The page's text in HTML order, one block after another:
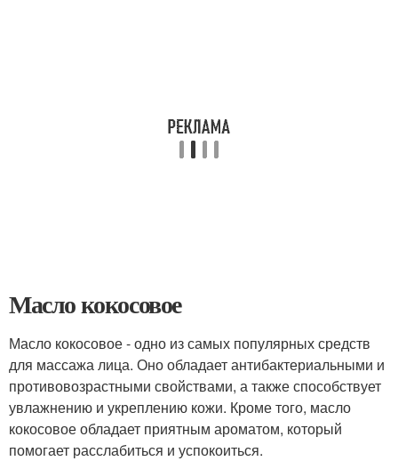
Масло кокосовое
Масло кокосовое - одно из самых популярных средств
для массажа лица. Оно обладает антибактериальными и
противовозрастными свойствами, а также способствует
увлажнению и укреплению кожи. Кроме того, масло
кокосовое обладает приятным ароматом, который
помогает расслабиться и успокоиться.